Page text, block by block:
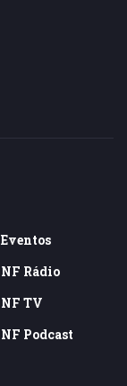
Eventos
NF Rádio
NF TV
NF Podcast